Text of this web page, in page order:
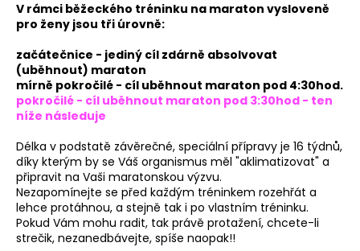
V rámci běžeckého tréninku na maraton vysloveně
pro ženy jsou tři úrovně:
začátečnice - jediný cíl zdárně absolvovat
(uběhnout) maraton
mírně pokročilé - cíl uběhnout maraton pod 4:30hod.
pokročilé - cíl uběhnout maraton pod 3:30hod - ten
níže následuje
Délka v podstatě závěrečné, speciální přípravy je 16 týdnů,
díky kterým by se Váš organismus měl "aklimatizovat" a
připravit na Vaši maratonskou výzvu.
Nezapomínejte se před každým tréninkem rozehřát a
lehce protáhnou, a stejně tak i po vlastním tréninku.
Pokud Vám mohu radit, tak právě protažení, chcete-li
strečik, nezanedbávejte, spíše naopak!!
r
u
č
u
j
e
m
e
BĚŽECKÁ
OBUV
JOMA
R.SUPER
CROSS